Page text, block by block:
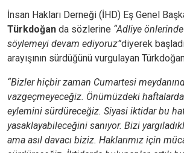
İnsan Hakları Derneği (İHD) Eş Genel
Türkdoğan da sözlerine “Adliye
söylemeyi devam ediyoruz”diyerek
arayışının sürdüğünü vurgulayan
“Bizler hiçbir zaman Cumartesi
vazgeçmeyeceğiz. Önümüzdeki
eylemini sürdüreceğiz. Siyasi iktidar bu
yasaklayabileceğini sanıyor. Bizi
ama asıl davacı biziz. Haklarımız için